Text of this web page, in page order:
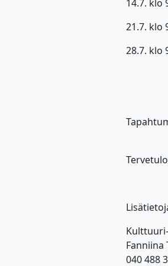
14.7. klo
21.7. klo
28.7. klo
Fanniina
040 488